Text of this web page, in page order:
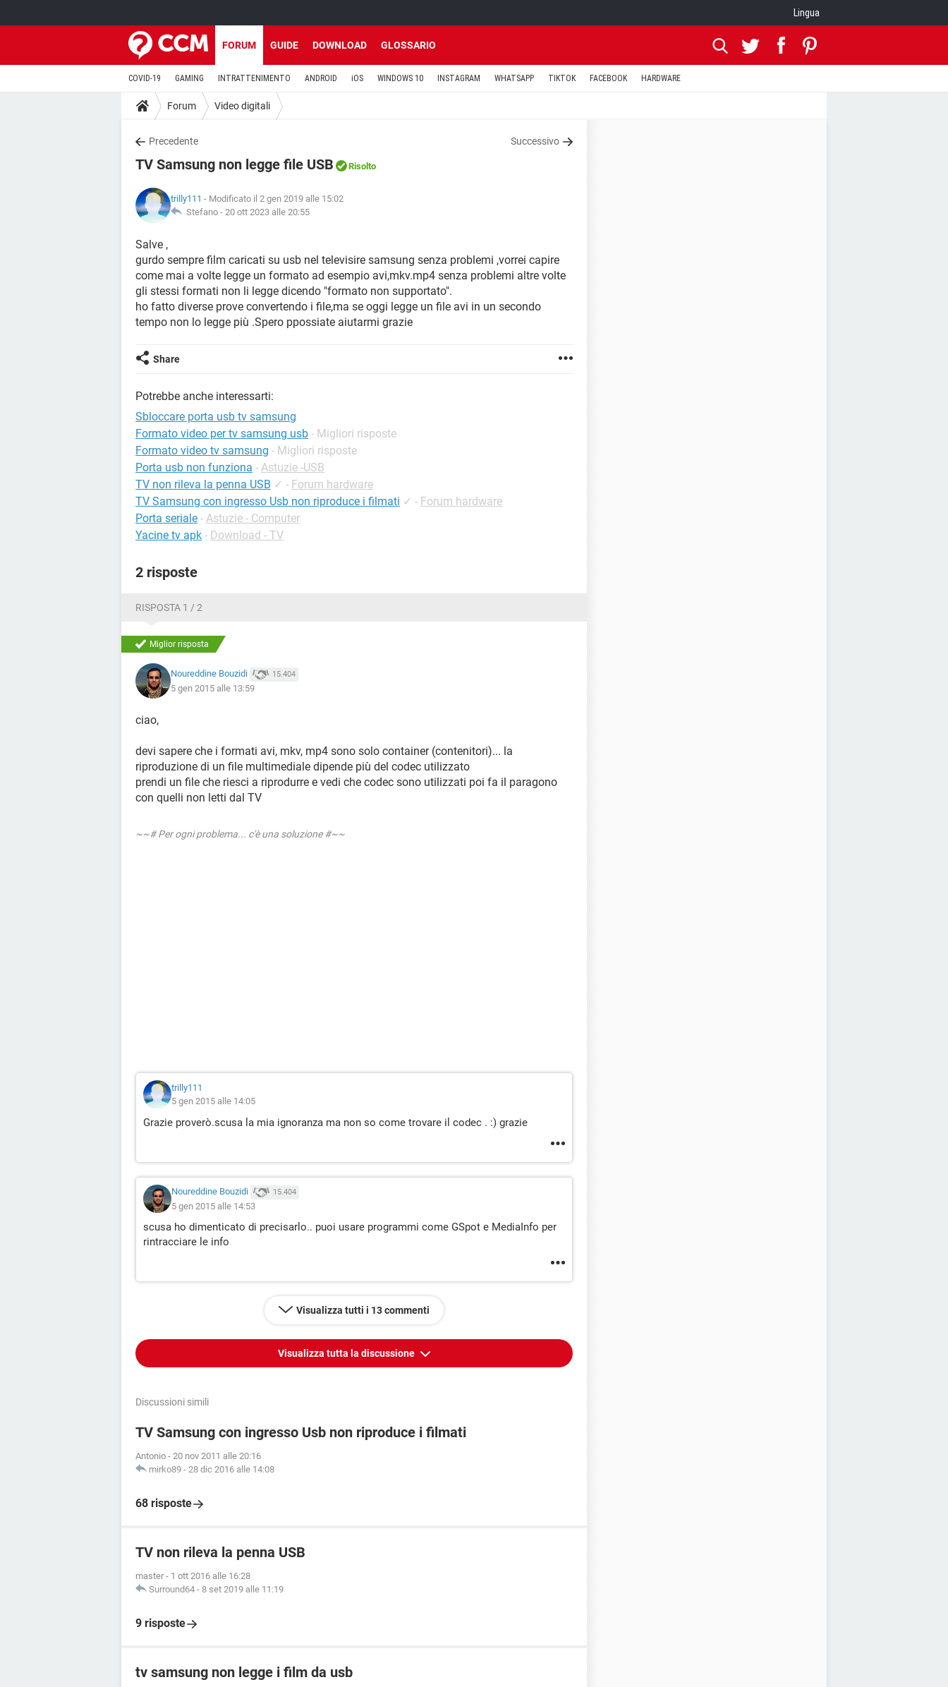
Lingua
FORUM GUIDE DOWNLOAD GLOSSARIO
COVID-19 GAMING INTRATTENIMENTO ANDROID iOS WINDOWS 10 INSTAGRAM WHATSAPP TIKTOK FACEBOOK HARDWARE
Forum Video digitali
Precedente Successivo
TV Samsung non legge file USB Risolto
trilly111 - Modificato il 2 gen 2019 alle 15:02
Stefano - 20 ott 2023 alle 20:55
Salve ,
gurdo sempre film caricati su usb nel televisire samsung senza problemi ,vorrei capire
come mai a volte legge un formato ad esempio avi,mkv.mp4 senza problemi altre volte
gli stessi formati non li legge dicendo "formato non supportato".
ho fatto diverse prove convertendo i file,ma se oggi legge un file avi in un secondo
tempo non lo legge più .Spero ppossiate aiutarmi grazie
Share
Potrebbe anche interessarti:
Sbloccare porta usb tv samsung
Formato video per tv samsung usb - Migliori risposte
Formato video tv samsung - Migliori risposte
Porta usb non funziona - Astuzie -USB
TV non rileva la penna USB ✓ - Forum hardware
TV Samsung con ingresso Usb non riproduce i filmati ✓ - Forum hardware
Porta seriale - Astuzie - Computer
Yacine tv apk - Download - TV
2 risposte
RISPOSTA 1 / 2
Miglior risposta
Noureddine Bouzidi 15.404
5 gen 2015 alle 13:59
ciao,
devi sapere che i formati avi, mkv, mp4 sono solo container (contenitori)... la
riproduzione di un file multimediale dipende più del codec utilizzato
prendi un file che riesci a riprodurre e vedi che codec sono utilizzati poi fa il paragono
con quelli non letti dal TV
~~# Per ogni problema... c'è una soluzione #~~
trilly111
5 gen 2015 alle 14:05
Grazie proverò.scusa la mia ignoranza ma non so come trovare il codec . :) grazie
Noureddine Bouzidi 15.404
5 gen 2015 alle 14:53
scusa ho dimenticato di precisarlo.. puoi usare programmi come GSpot e MediaInfo per
rintracciare le info
Visualizza tutti i 13 commenti
Visualizza tutta la discussione
Discussioni simili
TV Samsung con ingresso Usb non riproduce i filmati
Antonio - 20 nov 2011 alle 20:16
mirko89 - 28 dic 2016 alle 14:08
68 risposte
TV non rileva la penna USB
master - 1 ott 2016 alle 16:28
Surround64 - 8 set 2019 alle 11:19
9 risposte
tv samsung non legge i film da usb